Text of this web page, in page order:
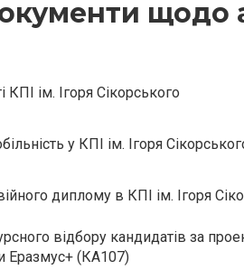
щодо
КПІ ім. Ігоря Сікорського
у КПІ ім. Ігоря
диплому в КПІ ім. Ігоря
відбору кандидатів за
Еразмус+ (КА107)